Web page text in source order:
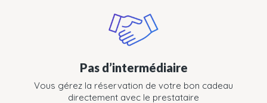
Pas d’intermédiaire
Vous gérez la réservation de votre bon cadeau
directement avec le prestataire